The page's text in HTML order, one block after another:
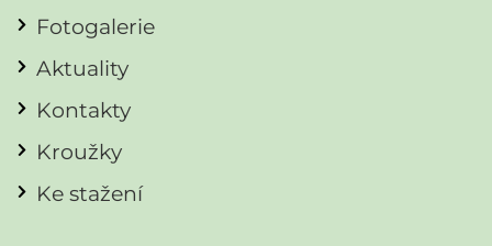
Fotogalerie
Aktuality
Kontakty
Kroužky
Ke stažení